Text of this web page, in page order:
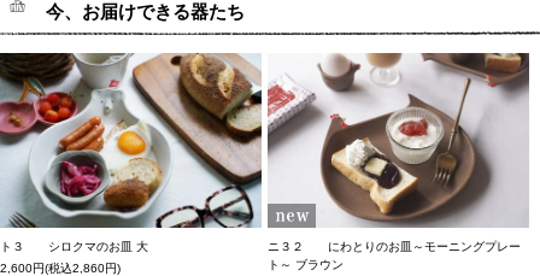
今、お届けできる器たち
ト３ シロクマのお皿 大
2,600円(税込2,860円)
ニ３２ にわとりのお皿～モーニングプレー
ト～ ブラウン